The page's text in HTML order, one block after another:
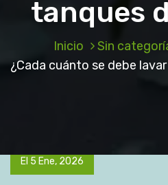
tanques
Inicio Sin
¿Cada cuánto se debe
El 5 Ene, 2026